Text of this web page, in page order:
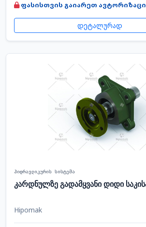
ფასისთვის გაიარეთ
დეტალურად
ჰიდრავლიკურის სისტემა
კარდნულზე გადამყვანი დიდი
Hipomak